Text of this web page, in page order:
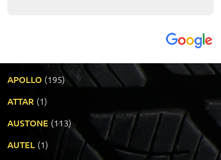
APOLLO (195)
ATTAR (1)
AUSTONE (113)
AUTEL (1)